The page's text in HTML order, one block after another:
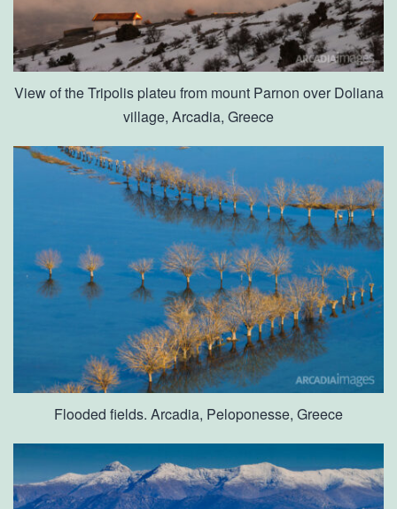
View of the Tripolis plateu from mount Parnon over Doliana
village, Arcadia, Greece
Flooded fields. Arcadia, Peloponesse, Greece